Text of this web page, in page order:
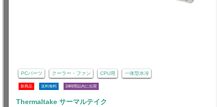
PCパーツ クーラー・ファン CPU用 一体型水冷
新商品 送料無料 24時間以内に出荷
Thermaltake サーマルテイク